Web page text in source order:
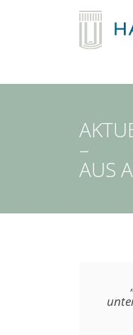
–
AUS